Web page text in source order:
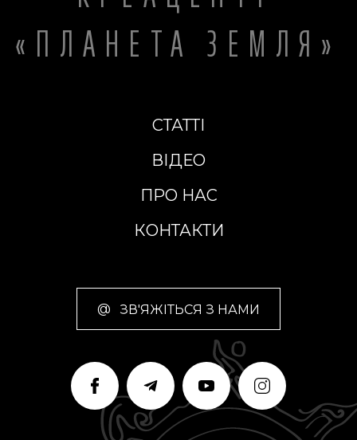
«ПЛАНЕТА ЗЕМЛЯ»
СТАТТІ
ВІДЕО
ПРО НАС
КОНТАКТИ
@ ЗВ'ЯЖІТЬСЯ З НАМИ